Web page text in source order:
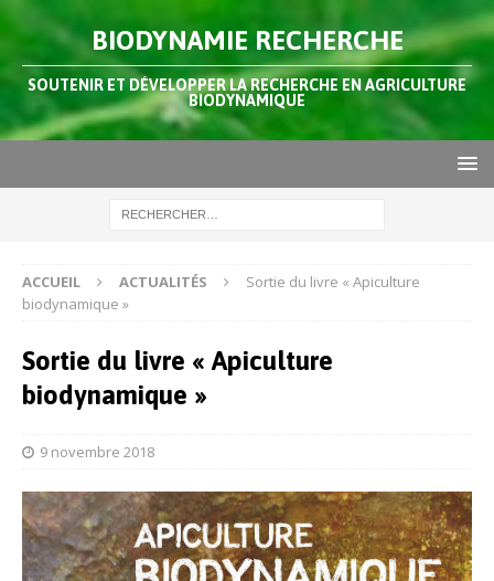
BIODYNAMIE RECHERCHE
SOUTENIR ET DÉVELOPPER LA RECHERCHE EN AGRICULTURE
BIODYNAMIQUE
ACCUEIL ACTUALITÉS
Sortie du livre « Apiculture
biodynamique »
Sortie du livre « Apiculture
biodynamique »
9 novembre 2018